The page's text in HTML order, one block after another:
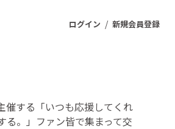
ログイン / 新規会員登録
催する「いつも応援してくれ
る。」ファン皆で集まって交